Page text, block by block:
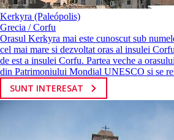
Kerkyra (Paleópolis)
Grecia / Corfu
Orasul Kerkyra mai este cunoscut sub
cel mai mare si dezvoltat oras al insulei
de est a insulei Corfu. Partea veche a
din Patrimoniului Mondial UNESCO si se
SUNT INTERESAT